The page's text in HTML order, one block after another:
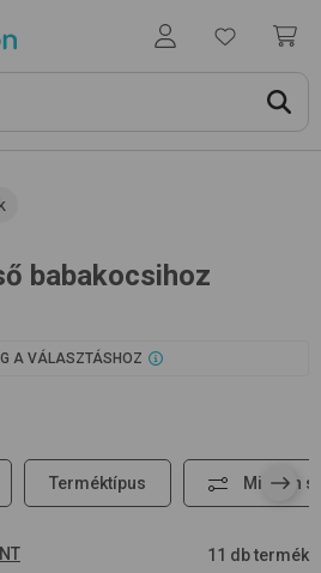
babakocsihoz
A VÁLASZTÁSHOZ
Terméktípus Minden
11 db termék